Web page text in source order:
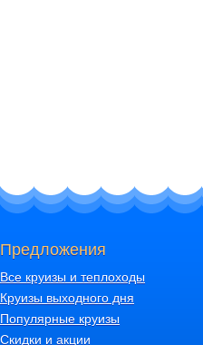
Предложения
Все круизы и теплоходы
Круизы выходного дня
Популярные круизы
Скидки и акции